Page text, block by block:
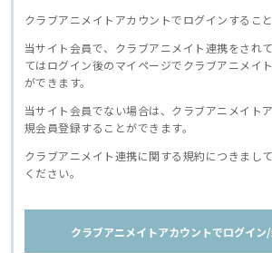
クラブアニメイトアカウントでログインすること
当サイト会員で、クラブアニメイト連携をされ
てはログイン後のマイページでクラブアニメイ
ができます。
当サイト会員でない場合は、クラブアニメイト
規会員登録することができます。
クラブアニメイト連携に関する規約につきまし
ください。
クラブアニメイトアカウントでログイン